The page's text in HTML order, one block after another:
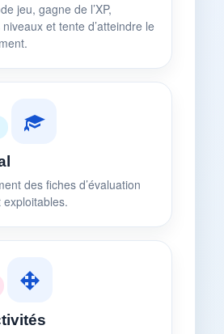
jeu, gagne de l’XP,
et tente d’atteindre le
des fiches d’évaluation